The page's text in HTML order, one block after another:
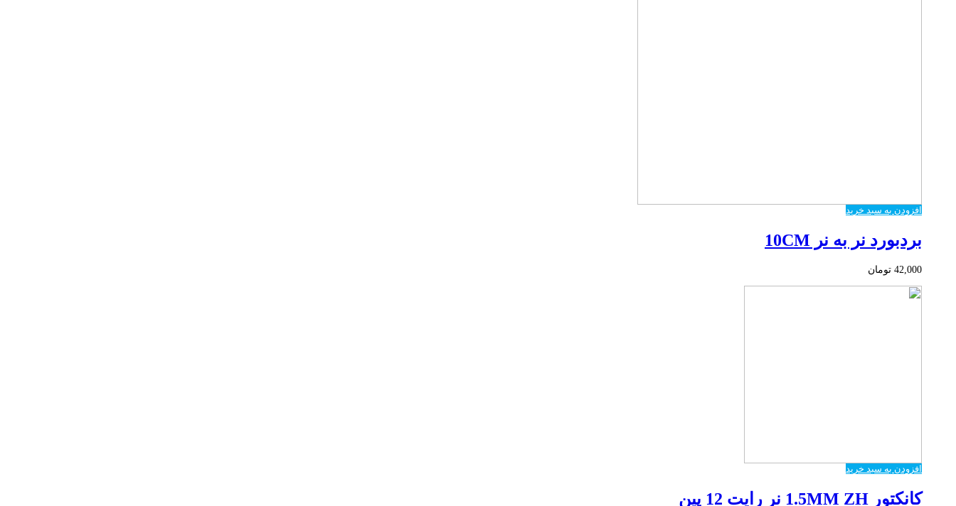
افزودن به سبد خرید
بردبورد نر به نر 10CM
42,000 تومان
افزودن به سبد خرید
کانکتور 1.5MM ZH نر رایت 12 پین